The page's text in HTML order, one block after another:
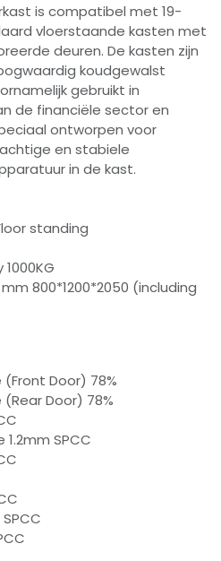
is compatibel met 19-
vloerstaande kasten met
deuren. De kasten zijn
koudgewalst
gebruikt in
de financiële sector en
ontworpen voor
en stabiele
in de kast.
standing
800*1200*2050 (including
Door) 78%
Door) 78%
SPCC